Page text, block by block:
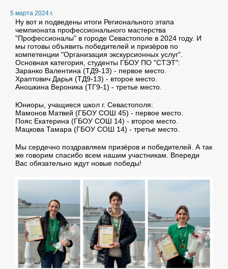
5 марта 2024 г.
Ну вот и подведены итоги Регионального этапа
чемпионата профессионального мастерства
"Профессионалы" в городе Севастополе в 2024 году. И
мы готовы объявить победителей и призёров по
компетенции "Организация экскурсионных услуг".
Основная категория, студенты ГБОУ ПО "СТЭТ":
Заранко Валентина (ТД9-13) - первое место.
Храптович Дарья (ТД9-13) - второе место.
Аношкина Вероника (ТГ9-1) - третье место.
Юниоры, учащиеся школ г. Севастополя:
Мамонов Матвей (ГБОУ СОШ 45) - первое место.
Пояс Екатерина (ГБОУ СОШ 14) - второе место.
Мацкова Тамара (ГБОУ СОШ 14) - третье место.
Мы сердечно поздравляем призёров и победителей. А так
же говорим спасибо всем нашим участникам. Впереди
Вас обязательно ждут новые победы!